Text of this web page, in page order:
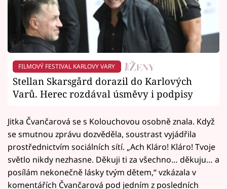
FILMOVÝ FESTIVAL KARLOVY VARY
Stellan Skarsgård dorazil do Karlových
Varů. Herec rozdával úsměvy i podpisy
Jitka Čvančarová se s Kolouchovou osobně znala. Když
se smutnou zprávu dozvěděla, soustrast vyjádřila
prostřednictvím sociálních sítí. „Ach Kláro! Kláro! Tvoje
světlo nikdy nezhasne. Děkuji ti za všechno… děkuju… a
posílám nekonečně lásky tvým dětem,“ vzkázala v
komentářích Čvančarová pod jedním z posledních